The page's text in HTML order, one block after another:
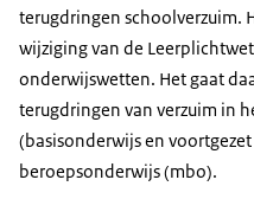
terugdringen schoolverzuim.
wijziging van de
onderwijswetten. Het gaat
terugdringen van verzuim in
(basisonderwijs en
beroepsonderwijs (mbo).